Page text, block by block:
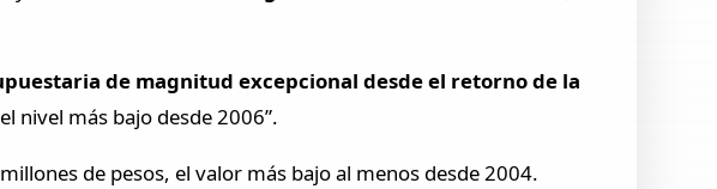
de magnitud excepcional desde el retorno de la
nivel más bajo desde 2006”.
de pesos, el valor más bajo al menos desde 2004.